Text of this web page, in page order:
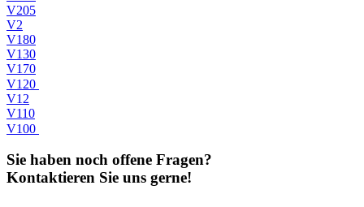
V205
V2
V180
V130
V170
V120
V12
V110
V100
Sie haben noch offene Fragen?
Kontaktieren Sie uns gerne!